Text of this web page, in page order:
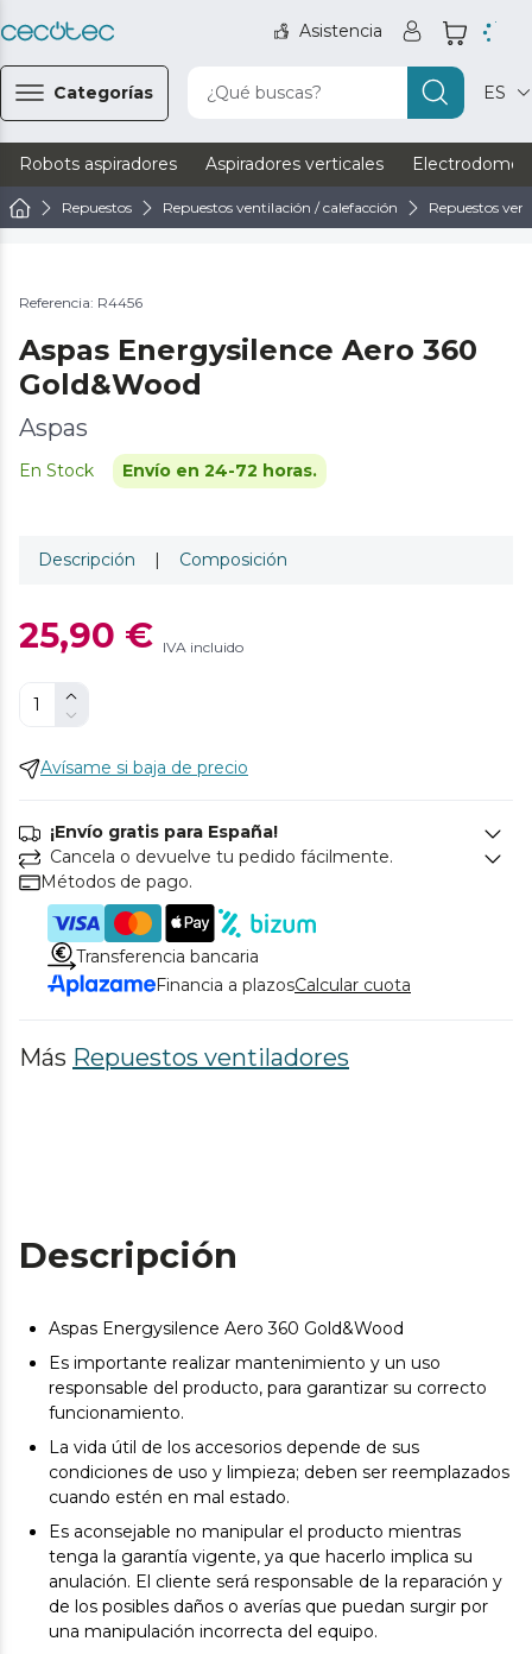
Asistencia
Categorías ¿Qué buscas? ES
Robots aspiradores Aspiradores verticales
Repuestos Repuestos ventilación / calefacción Repuestos
Referencia: R4456
Aspas Energysilence Aero 360
Gold&Wood
Aspas
En Stock Envío en 24-72 horas.
Descripción | Composición
25,90 € IVA incluido
Avísame si baja de precio
¡Envío gratis para España!
Cancela o devuelve tu pedido fácilmente.
Métodos de pago.
Transferencia bancaria
Financia a plazosCalcular cuota
Más Repuestos ventiladores
Descripción
Aspas Energysilence Aero 360 Gold&Wood
Es importante realizar mantenimiento y un uso
responsable del producto, para garantizar su correcto
funcionamiento.
La vida útil de los accesorios depende de sus
condiciones de uso y limpieza; deben ser reemplazados
cuando estén en mal estado.
Es aconsejable no manipular el producto mientras
tenga la garantía vigente, ya que hacerlo implica su
anulación. El cliente será responsable de la reparación y
de los posibles daños o averías que puedan surgir por
una manipulación incorrecta del equipo.